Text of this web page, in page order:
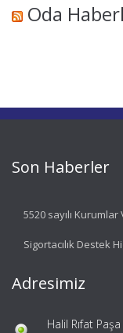
Oda
Son Haberler
5520 sayılı
Sigortacılık Destek
Adresimiz
Halil Rıfat